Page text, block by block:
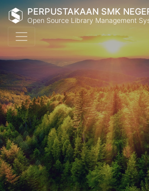
PERPUSTAKAAN SMK
Open Source Library Management